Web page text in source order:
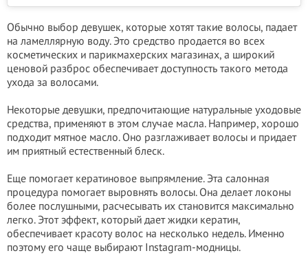
Обычно выбор девушек, которые хотят такие волосы, падает
на ламеллярную воду. Это средство продается во всех
косметических и парикмахерских магазинах, а широкий
ценовой разброс обеспечивает доступность такого метода
ухода за волосами.
Некоторые девушки, предпочитающие натуральные уходовые
средства, применяют в этом случае масла. Например, хорошо
подходит мятное масло. Оно разглаживает волосы и придает
им приятный естественный блеск.
Еще помогает кератиновое выпрямление. Эта салонная
процедура помогает выровнять волосы. Она делает локоны
более послушными, расчесывать их становится максимально
легко. Этот эффект, который дает жидки кератин,
обеспечивает красоту волос на несколько недель. Именно
поэтому его чаще выбирают Instagram-модницы.